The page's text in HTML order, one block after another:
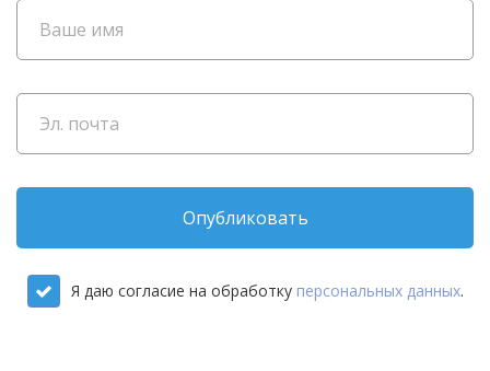
Опубликовать
Я даю согласие на обработку персональных данных.